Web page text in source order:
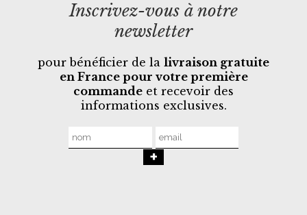
Inscrivez-vous à notre
newsletter
pour bénéficier de la livraison gratuite
en France pour votre première
commande et recevoir des
informations exclusives.